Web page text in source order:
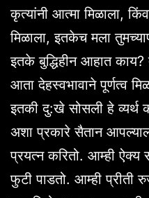
कृत्यांनी आत्मा मिळाला,
मिळाला, इतकेच मला
इतके बुद्धिहीन आहात काय?
आता देहस्वभावाने पूर्णत्व
इतकी दु:खे सोसली हे व्यर्थ
अशा प्रकारे सैतान
प्रयत्न करितो. आम्ही ऐक्य
फुटी पाडतो. आम्ही प्रीती